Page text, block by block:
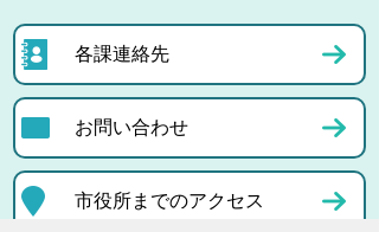
各課連絡先
お問い合わせ
市役所までのアクセス